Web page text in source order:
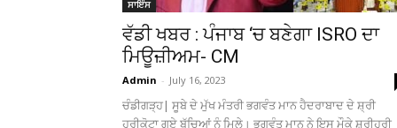
ਸਾਇੰਸ
ਵੱਡੀ ਖਬਰ : ਪੰਜਾਬ ‘ਚ ਬਣੇਗਾ ISRO ਦਾ
ਮਿਊਜ਼ੀਅਮ- CM
Admin - July 16, 2023
ਚੰਡੀਗੜ੍ਹ| ਸੂਬੇ ਦੇ ਮੁੱਖ ਮੰਤਰੀ ਭਗਵੰਤ ਮਾਨ ਹੈਦਰਾਬਾਦ ਦੇ ਸ਼੍ਰੀ
ਹਰੀਕੋਟਾ ਗਏ ਬੱਚਿਆਂ ਨੂੰ ਮਿਲੇ। ਭਗਵੰਤ ਮਾਨ ਨੇ ਇਸ ਮੌਕੇ ਸ਼੍ਰੀਹਰੀ